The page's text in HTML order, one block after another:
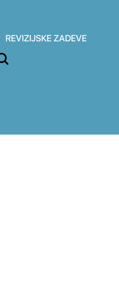
REVIZIJSKE ZADEVE